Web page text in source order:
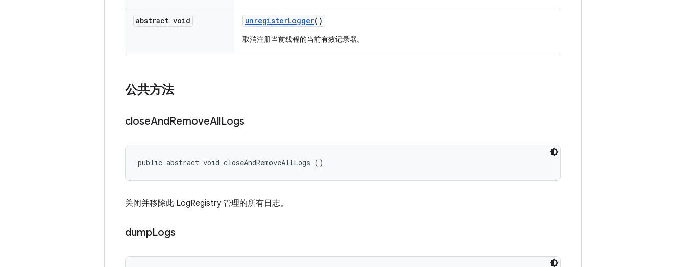
abstract void unregisterLogger()
取消注册当前线程的当前有效记录器。
公共方法
closeAndRemoveAllLogs
public abstract void closeAndRemoveAllLogs ()
关闭并移除此 LogRegistry 管理的所有日志。
dumpLogs